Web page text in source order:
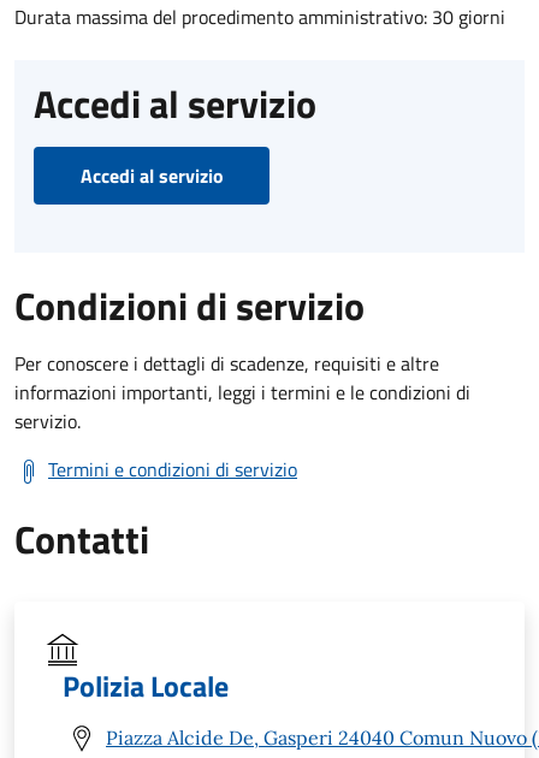
Durata massima del procedimento amministrativo: 30 giorni
Accedi al servizio
Accedi al servizio
Condizioni di servizio
Per conoscere i dettagli di scadenze, requisiti e altre
informazioni importanti, leggi i termini e le condizioni di
servizio.
Termini e condizioni di servizio
Contatti
Polizia Locale
Piazza Alcide De, Gasperi 24040 Comun Nuovo